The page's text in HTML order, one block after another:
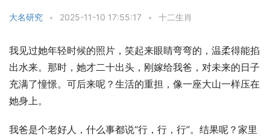
大名研究 • 2025-11-10 17:55:17 • 十二生肖
我见过她年轻时候的照片，笑起来眼睛弯弯的，温柔得能掐
出水来。那时，她才二十出头，刚嫁给我爸，对未来的日子
充满了憧憬。可后来呢？生活的重担，像一座大山一样压在
她身上。
我爸是个老好人，什么事都说“行，行，行”。结果呢？家里